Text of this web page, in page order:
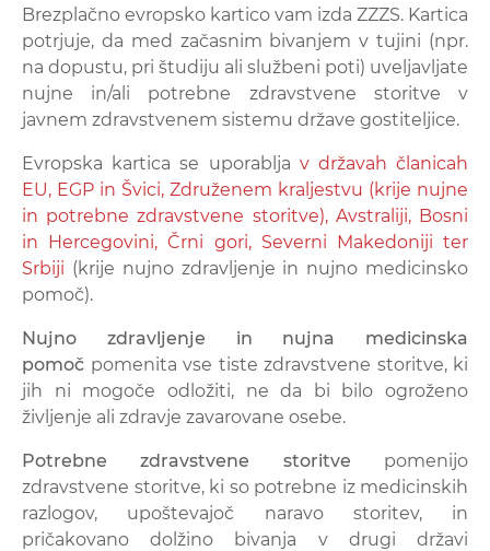
Brezplačno evropsko kartico vam izda ZZZS. Kartica
potrjuje, da med začasnim bivanjem v tujini (npr.
na dopustu, pri študiju ali službeni poti) uveljavljate
nujne in/ali potrebne zdravstvene storitve v
javnem zdravstvenem sistemu države gostiteljice.
Evropska kartica se uporablja v državah članicah
EU, EGP in Švici, Združenem kraljestvu (krije nujne
in potrebne zdravstvene storitve), Avstraliji, Bosni
in Hercegovini, Črni gori, Severni Makedoniji ter
Srbiji (krije nujno zdravljenje in nujno medicinsko
pomoč).
Nujno zdravljenje in nujna medicinska
pomoč pomenita vse tiste zdravstvene storitve, ki
jih ni mogoče odložiti, ne da bi bilo ogroženo
življenje ali zdravje zavarovane osebe.
Potrebne zdravstvene storitve pomenijo
zdravstvene storitve, ki so potrebne iz medicinskih
razlogov, upoštevajoč naravo storitev, in
pričakovano dolžino bivanja v drugi državi